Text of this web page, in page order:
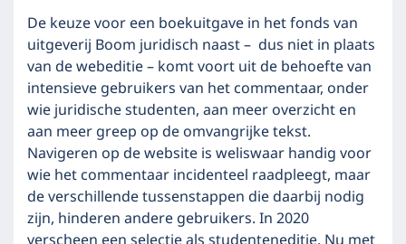
De keuze voor een boekuitgave in het fonds van
uitgeverij Boom juridisch naast – dus niet in plaats
van de webeditie – komt voort uit de behoefte van
intensieve gebruikers van het commentaar, onder
wie juridische studenten, aan meer overzicht en
aan meer greep op de omvangrijke tekst.
Navigeren op de website is weliswaar handig voor
wie het commentaar incidenteel raadpleegt, maar
de verschillende tussenstappen die daarbij nodig
zijn, hinderen andere gebruikers. In 2020